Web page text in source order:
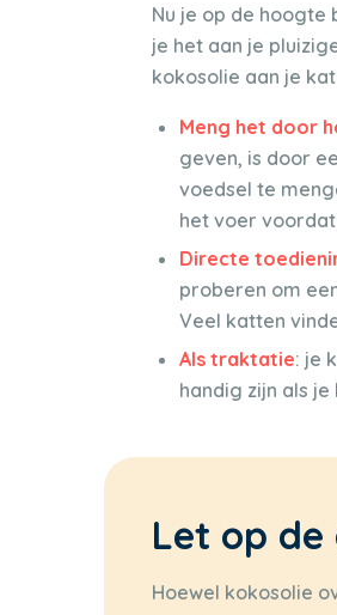
Nu je op de hoogte
je het aan je
kokosolie aan je
Meng het door
geven, is door
voedsel te
het voer
Directe
proberen om
Veel katten
Als traktatie: je
handig zijn als
Let op de
Hoewel kokosolie